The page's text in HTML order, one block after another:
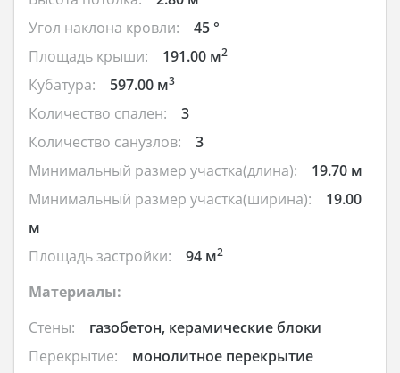
Угол наклона кровли:
45 °
Площадь крыши:
191.00 м2
Кубатура: 597.00 м3
Количество спален:
3
Количество санузлов:
3
Минимальный размер участка(длина):
19.70 м
Минимальный размер участка(ширина):
19.00
м
Площадь застройки:
94 м2
Материалы:
Стены:
газобетон, керамические блоки
Перекрытие:
монолитное перекрытие